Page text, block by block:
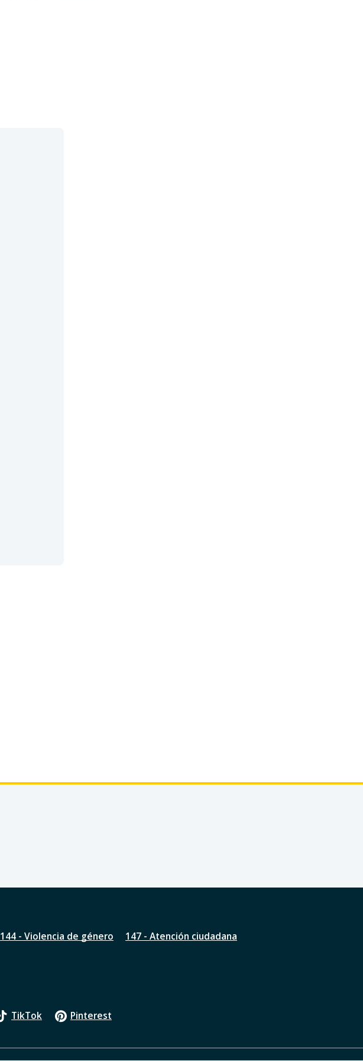
144 - Violencia de género
147 - Atención ciudadana
TikTok Pinterest